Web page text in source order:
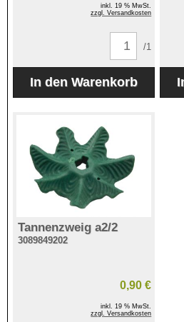
inkl. 19 % MwSt.
zzgl. Versandkosten
/1
Tannenzweig a2/2
3089849202
0,90 €
inkl. 19 % MwSt.
zzgl. Versandkosten